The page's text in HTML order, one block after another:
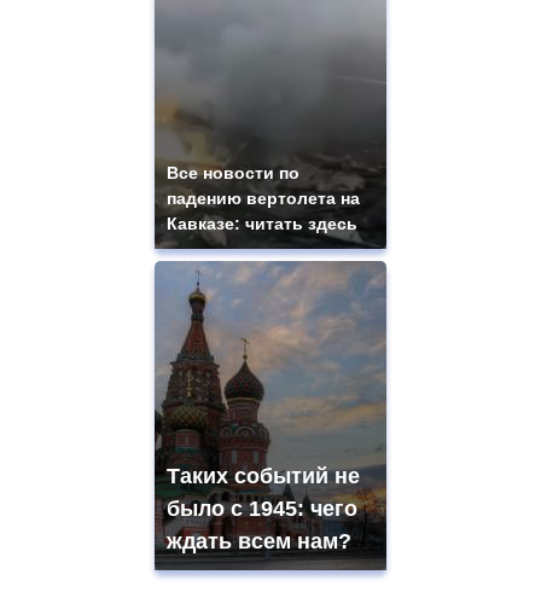
Все новости по
падению вертолета на
Кавказе: читать здесь
Таких событий не
было с 1945: чего
ждать всем нам?